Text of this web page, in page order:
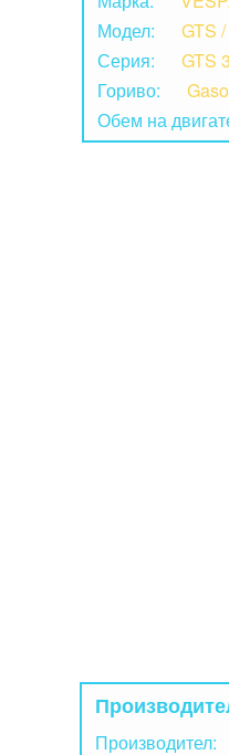
Модел:
GTS
Серия:
GTS
Гориво:
Обем на
Производител: